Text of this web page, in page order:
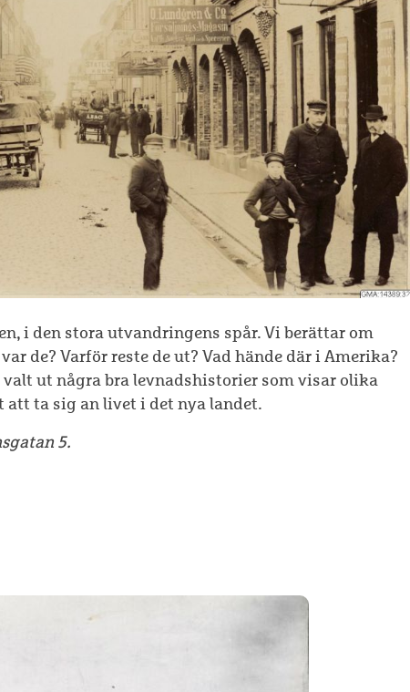
i den stora utvandringens spår. Vi berättar om
de? Varför reste de ut? Vad hände där i Amerika?
ut några bra levnadshistorier som visar olika
att ta sig an livet i det nya landet.
5.